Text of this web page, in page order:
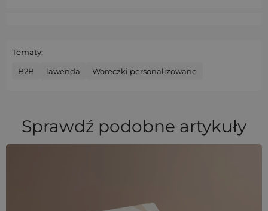
Tematy:
B2B lawenda Woreczki personalizowane
Sprawdź podobne artykuły